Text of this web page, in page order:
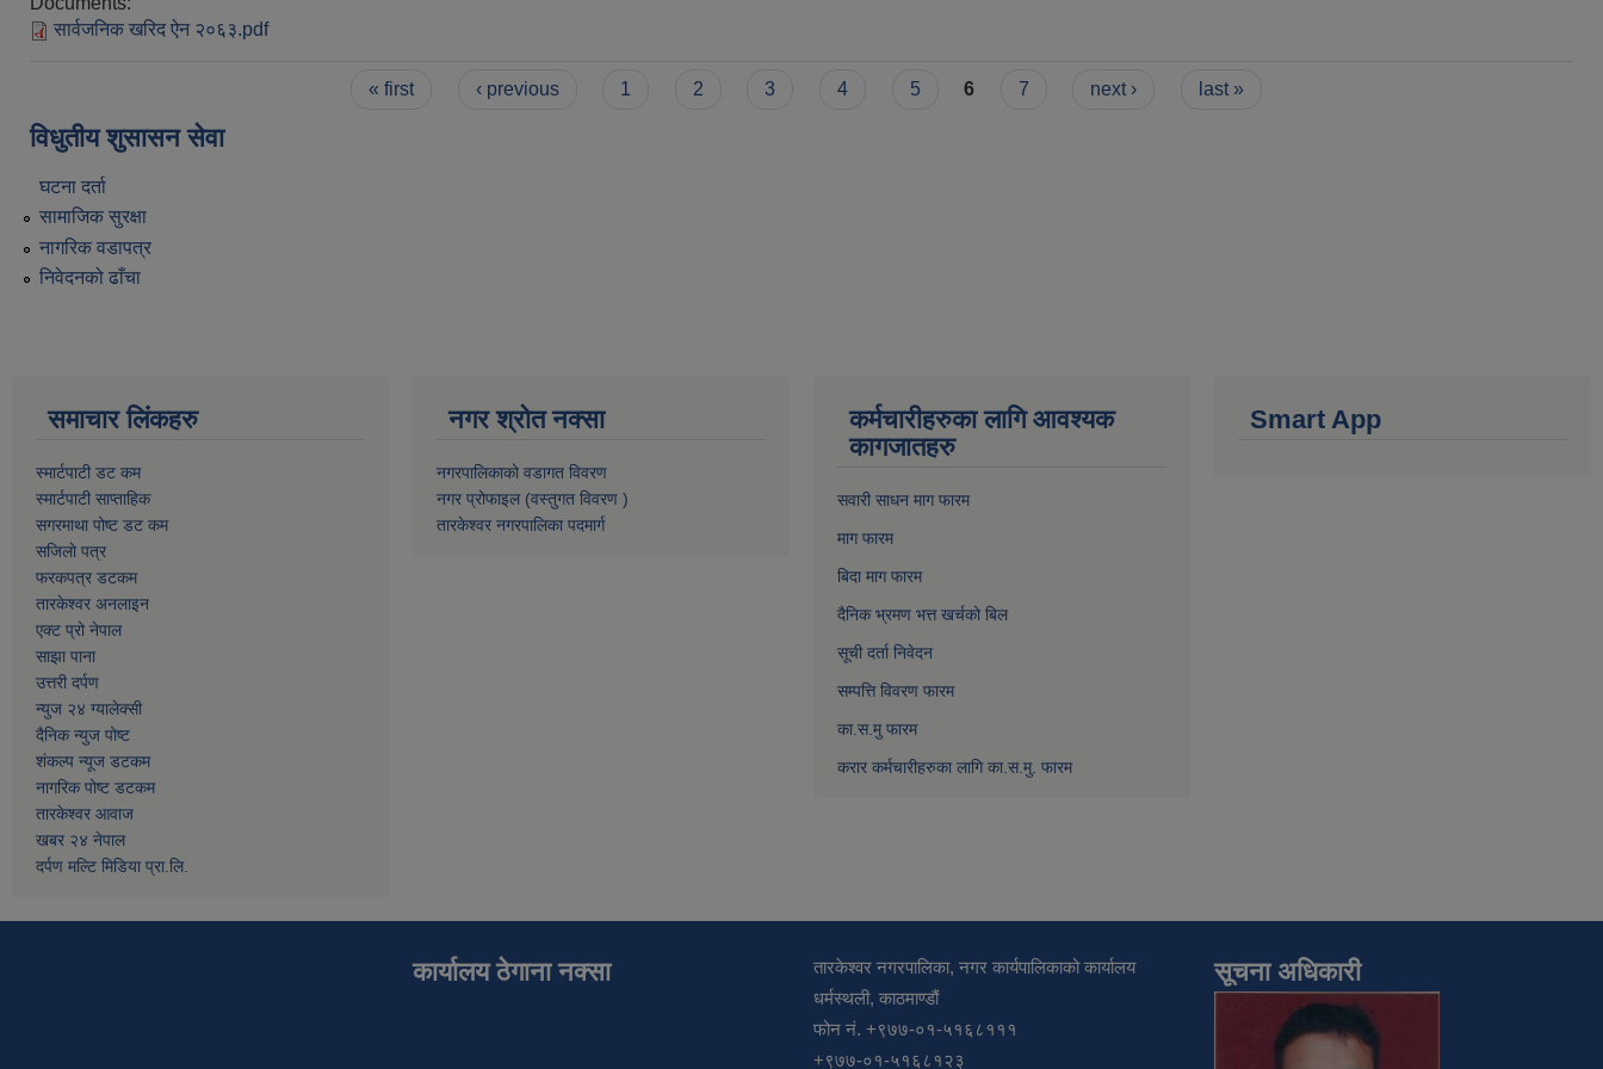
सार्वजनिक खरिद ऐन २०६३.pdf
« first ‹ previous 1 2 3 4 5 6 7 next › last »
विधुतीय शुसासन सेवा
घटना दर्ता
सामाजिक सुरक्षा
नागरिक वडापत्र
निवेदनको ढाँचा
समाचार लिंकहरु
स्मार्टपाटी डट कम
स्मार्टपाटी साप्ताहिक
सगरमाथा पोष्ट डट कम
सजिलो पत्र
फरकपत्र डटकम
तारकेश्वर अनलाइन
एक्ट प्रो नेपाल
साझा पाना
उत्तरी दर्पण
न्युज २४ ग्यालेक्सी
दैनिक न्युज पोष्ट
शंकल्प न्यूज डटकम
नागरिक पोष्ट डटकम
तारकेश्वर आवाज
खबर २४ नेपाल
दर्पण मल्टि मिडिया प्रा.लि.
नगर श्रोत नक्सा
नगरपालिकाको वडागत विवरण
नगर प्रोफाइल (वस्तुगत विवरण )
तारकेश्वर नगरपालिका पदमार्ग
कर्मचारीहरुका लागि आवश्यक
कागजातहरु
सवारी साधन माग फारम
माग फारम
बिदा माग फारम
दैनिक भ्रमण भत्त खर्चको बिल
सूची दर्ता निवेदन
सम्पत्ति विवरण फारम
का.स.मु फारम
करार कर्मचारीहरुका लागि का.स.मु. फारम
Smart App
कार्यालय ठेगाना नक्सा
तारकेश्वर नगरपालिका, नगर कार्यपालिकाको कार्यालय
धर्मस्थली, काठमाण्डौं
फोन नं. +९७७-०१-५१६८१११
+९७७-०१-५१६८१२३
सूचना अधिकारी